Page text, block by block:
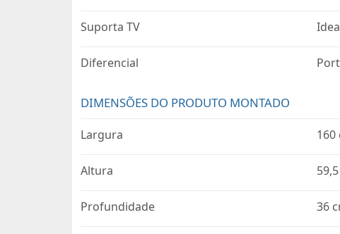
Suporta TV
Diferencial
DIMENSÕES DO PRODUTO MONTADO
Largura 160
Altura
Profundidade 36